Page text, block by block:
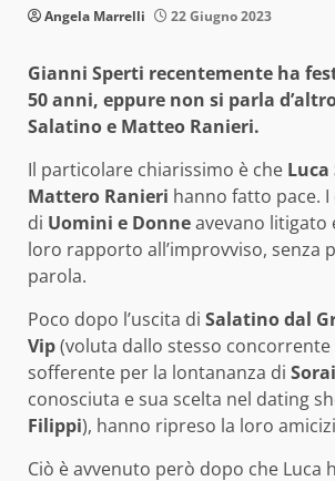
Angela Marrelli 22 Giugno 2023
Gianni Sperti recentemente ha
50 anni, eppure non si parla
Salatino e Matteo Ranieri.
Il particolare chiarissimo è che
Mattero Ranieri hanno fatto pace.
di Uomini e Donneavevano
loro rapporto all’improvviso, senza
parola.
Poco dopo l’uscita di Salatino dal
Vip(voluta dallo stesso
sofferente per la lontananza di
conosciuta e sua scelta nel dating
Filippi), hanno ripreso la loro
Ciò è avvenuto però dopo che Luca